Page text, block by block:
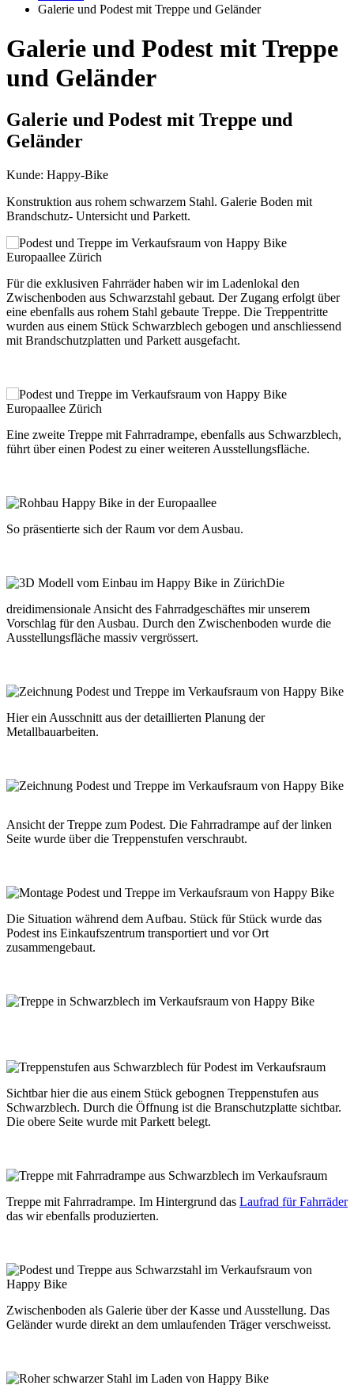
Galerie und Podest mit Treppe und Geländer
Galerie und Podest mit Treppe
und Geländer
Galerie und Podest mit Treppe und
Geländer
Kunde: Happy-Bike
Konstruktion aus rohem schwarzem Stahl. Galerie Boden mit
Brandschutz- Untersicht und Parkett.
Für die exklusiven Fahrräder haben wir im Ladenlokal den
Zwischenboden aus Schwarzstahl gebaut. Der Zugang erfolgt über
eine ebenfalls aus rohem Stahl gebaute Treppe. Die Treppentritte
wurden aus einem Stück Schwarzblech gebogen und anschliessend
mit Brandschutzplatten und Parkett ausgefacht.
Eine zweite Treppe mit Fahrradrampe, ebenfalls aus Schwarzblech,
führt über einen Podest zu einer weiteren Ausstellungsfläche.
So präsentierte sich der Raum vor dem Ausbau.
Die
dreidimensionale Ansicht des Fahrradgeschäftes mir unserem
Vorschlag für den Ausbau. Durch den Zwischenboden wurde die
Ausstellungsfläche massiv vergrössert.
Hier ein Ausschnitt aus der detaillierten Planung der
Metallbauarbeiten.
Ansicht der Treppe zum Podest. Die Fahrradrampe auf der linken
Seite wurde über die Treppenstufen verschraubt.
Die Situation während dem Aufbau. Stück für Stück wurde das
Podest ins Einkaufszentrum transportiert und vor Ort
zusammengebaut.
Sichtbar hier die aus einem Stück gebognen Treppenstufen aus
Schwarzblech. Durch die Öffnung ist die Branschutzplatte sichtbar.
Die obere Seite wurde mit Parkett belegt.
Treppe mit Fahrradrampe. Im Hintergrund das Laufrad für Fahrräder
das wir ebenfalls produzierten.
Zwischenboden als Galerie über der Kasse und Ausstellung. Das
Geländer wurde direkt an dem umlaufenden Träger verschweisst.